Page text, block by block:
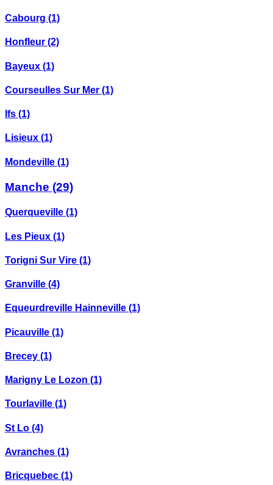
Cabourg (1)
Honfleur (2)
Bayeux (1)
Courseulles Sur Mer (1)
Ifs (1)
Lisieux (1)
Mondeville (1)
Manche (29)
Querqueville (1)
Les Pieux (1)
Torigni Sur Vire (1)
Granville (4)
Equeurdreville Hainneville (1)
Picauville (1)
Brecey (1)
Marigny Le Lozon (1)
Tourlaville (1)
St Lo (4)
Avranches (1)
Bricquebec (1)